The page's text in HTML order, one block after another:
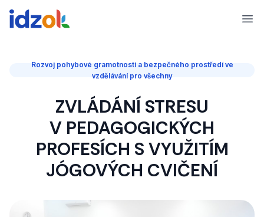
Rozvoj pohybové gramotnosti a bezpečného prostředí ve
vzdělávání pro všechny
ZVLÁDÁNÍ STRESU
V PEDAGOGICKÝCH
PROFESÍCH S VYUŽITÍM
JÓGOVÝCH CVIČENÍ